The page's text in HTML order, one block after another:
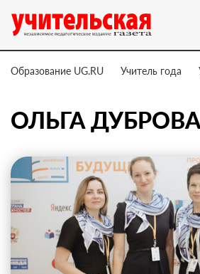
Образование UG.RU Учитель года
ОЛЬГА ДУБРОВА